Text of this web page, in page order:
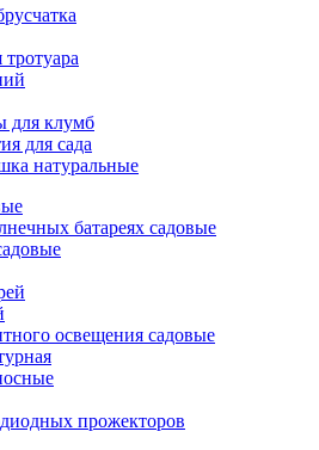
для клумб
для сада
натуральные
батареях садовые
освещения садовые
прожекторов